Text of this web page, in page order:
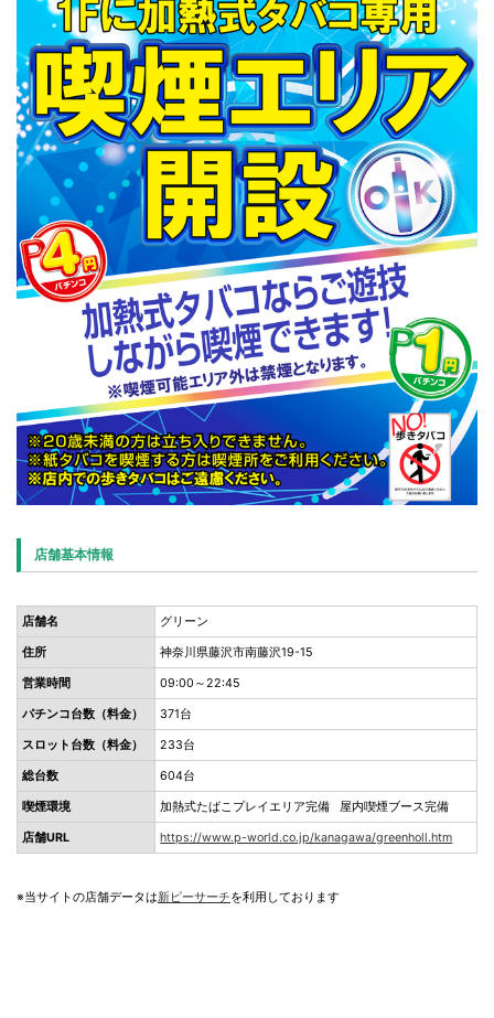
店舗基本情報
店舗名 グリーン
住所 神奈川県藤沢市南藤沢19-15
営業時間 09:00～22:45
パチンコ台数（料金） 371台
スロット台数（料金） 233台
総台数 604台
喫煙環境 加熱式たばこプレイエリア完備 屋内喫煙ブース完備
店舗URL https://www.p-world.co.jp/kanagawa/greenholl.htm
※当サイトの店舗データは新ピーサーチを利用しております